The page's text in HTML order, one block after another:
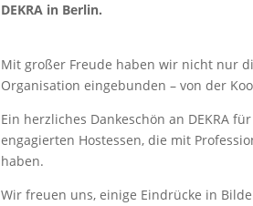
DEKRA in Berlin.
Mit großer Freude haben wir nicht nur
Organi­sation einge­bunden – von der
Ein herzliches Danke­schön an DEKRA
engagierten Hostessen, die mit
haben.
Wir freuen uns, einige Eindrücke in